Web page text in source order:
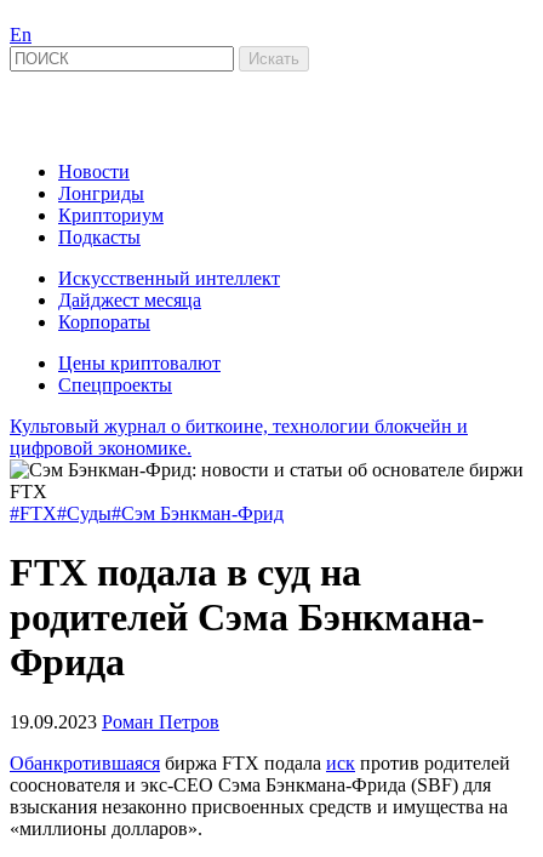
En
Новости
Лонгриды
Крипториум
Подкасты
Искусственный интеллект
Дайджест месяца
Корпораты
Цены криптовалют
Спецпроекты
Культовый журнал о биткоине, технологии блокчейн и
цифровой экономике.
#FTX#Суды#Сэм Бэнкман-Фрид
FTX подала в суд на
родителей Сэма Бэнкмана-
Фрида
19.09.2023 Роман Петров
Обанкротившаяся биржа FTX подала иск против родителей
сооснователя и экс-CEO Сэма Бэнкмана-Фрида (SBF) для
взыскания незаконно присвоенных средств и имущества на
«миллионы долларов».